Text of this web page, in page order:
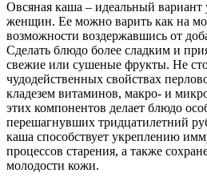
Овсяная каша – идеальный вариант
женщин. Ее можно варить как на
возможности воздержавшись от
Сделать блюдо более сладким и
свежие или сушеные фрукты. Не
чудодейственных свойствах
кладезем витаминов, макро- и
этих компонентов делает блюдо
перешагнувших тридцатилетний
каша способствует укреплению
процессов старения, а также
молодости кожи.